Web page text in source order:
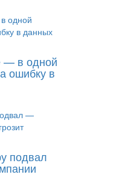
— в одной
ошибку в
подвал